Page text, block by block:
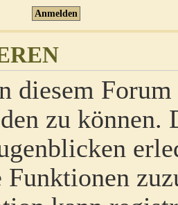
diesem
zu
Funktionen